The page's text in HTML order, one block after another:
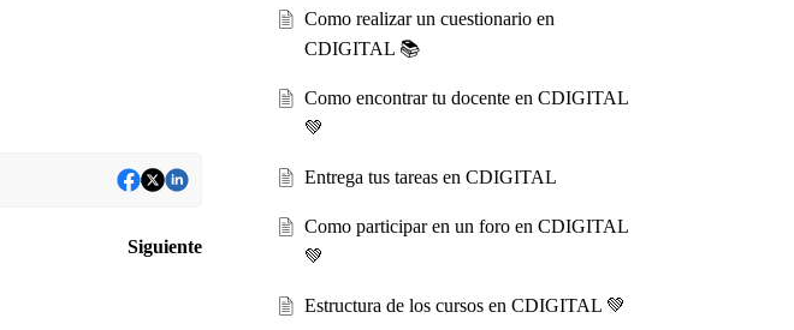
Siguiente
Como realizar un cuestionario en
CDIGITAL 📚
Como encontrar tu docente en CDIGITAL
💚
Entrega tus tareas en CDIGITAL
Como participar en un foro en CDIGITAL
💚
Estructura de los cursos en CDIGITAL 💚